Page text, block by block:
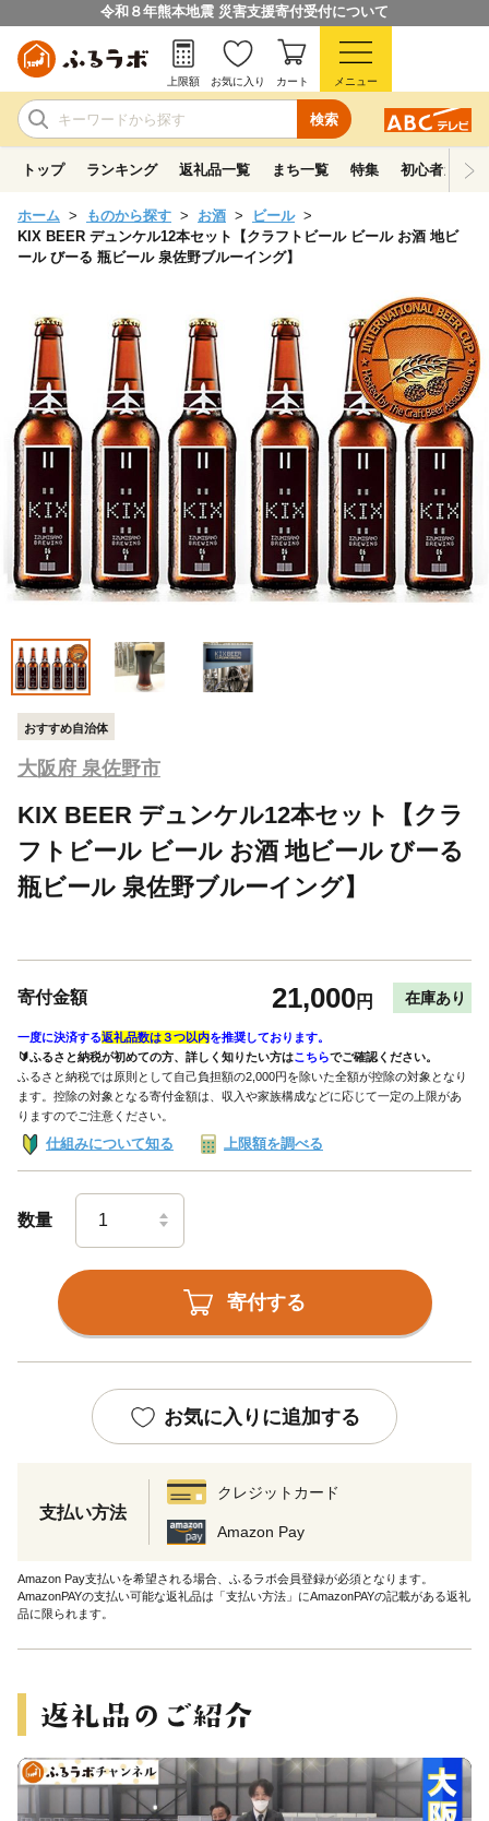
令和８年熊本地震 災害支援寄付受付について
検索
上限額 お気に入り カート メニュー
トップ ランキング 返礼品一覧 まち一覧 特集 初心者ガイド
ホーム ものから探す お酒
ビール
KIX BEER デュンケル12本セット【クラフトビール ビール お酒 地ビ
ール びーる 瓶ビール 泉佐野ブルーイング】
おすすめ自治体
大阪府 泉佐野市
KIX BEER デュンケル12本セット【クラ
フトビール ビール お酒 地ビール びーる
瓶ビール 泉佐野ブルーイング】
寄付金額 21,000円 在庫あり
一度に決済する返礼品数は３つ以内を推奨しております。
🔰ふるさと納税が初めての方、詳しく知りたい方はこちらでご確認ください。
ふるさと納税では原則として自己負担額の2,000円を除いた全額が控除の対象となり
ます。控除の対象となる寄付金額は、収入や家族構成などに応じて一定の上限があ
りますのでご注意ください。
仕組みについて知る 上限額を調べる
数量
寄付する
お気に入りに追加する
支払い方法
クレジットカード
Amazon Pay
Amazon Pay支払いを希望される場合、ふるラボ会員登録が必須となります。
AmazonPAYの支払い可能な返礼品は「支払い方法」にAmazonPAYの記載がある返礼
品に限られます。